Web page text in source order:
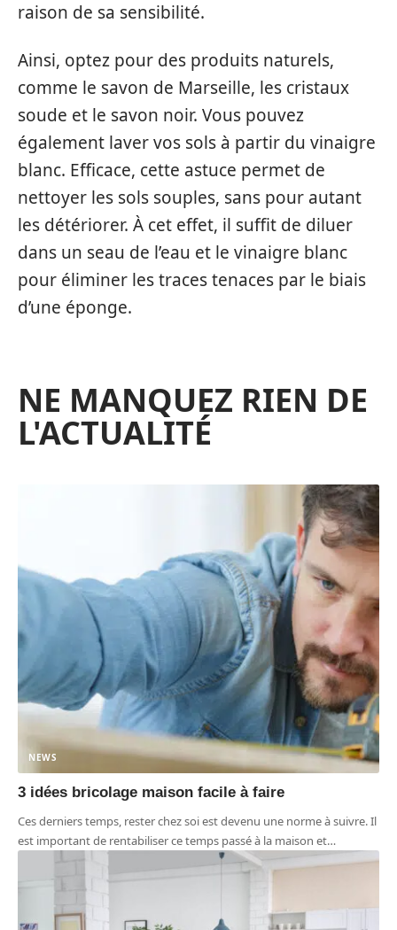
raison de sa sensibilité.
Ainsi, optez pour des produits naturels,
comme le savon de Marseille, les cristaux
soude et le savon noir. Vous pouvez
également laver vos sols à partir du vinaigre
blanc. Efficace, cette astuce permet de
nettoyer les sols souples, sans pour autant
les détériorer. À cet effet, il suffit de diluer
dans un seau de l’eau et le vinaigre blanc
pour éliminer les traces tenaces par le biais
d’une éponge.
NE MANQUEZ RIEN DE
L'ACTUALITÉ
NEWS
3 idées bricolage maison facile à faire
Ces derniers temps, rester chez soi est devenu une norme à suivre. Il
est important de rentabiliser ce temps passé à la maison et…